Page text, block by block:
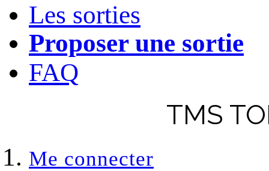
Les sorties
Proposer une sortie
FAQ
TMS
Me connecter